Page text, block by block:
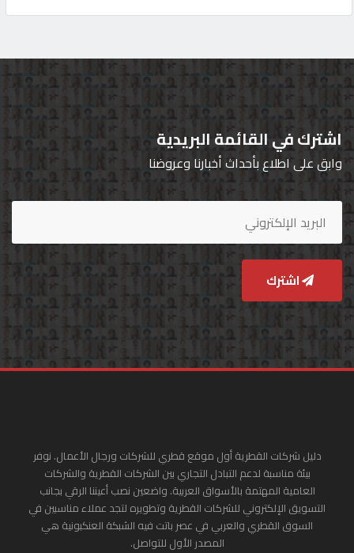
اشترك في القائمة البريدية
وابق على اطلاع بأحداث أخبارنا وعروضنا
اشترك
دليل شركات القطرية أول موقع قطري للشركات ورجال الأعمال. نوفر
بيئة مناسبة لدعم التبادل التجاري بين الشركات القطرية والشركات
العامية المهتمة بالأسواق العربية. واضعين نصب أعيننا الرقي بجانب
التسويق الإلكتروني للشركات القطرية وتطويره لتجد عملاء مناسبين في
السوق القطري والعربي في عصر باتت فيه الشبكة العنكبونية هي
المصدر الأول للتواصل.